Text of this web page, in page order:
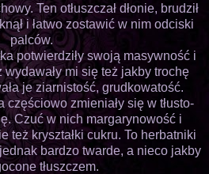
Ten otłuszczał dłonie, brudził
i łatwo zostawić w nim odciski
palców.
potwierdziły swoją masywność i
mi się też jakby trochę
je ziarnistość, grudkowatość.
częściowo zmieniały się w tłusto-
Czuć w nich margarynowość i
też kryształki cukru. To herbatniki
bardzo twarde, a nieco jakby
tłuszczem.